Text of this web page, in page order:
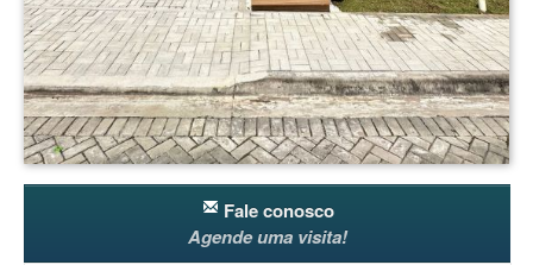
Fale conosco
Agende uma visita!